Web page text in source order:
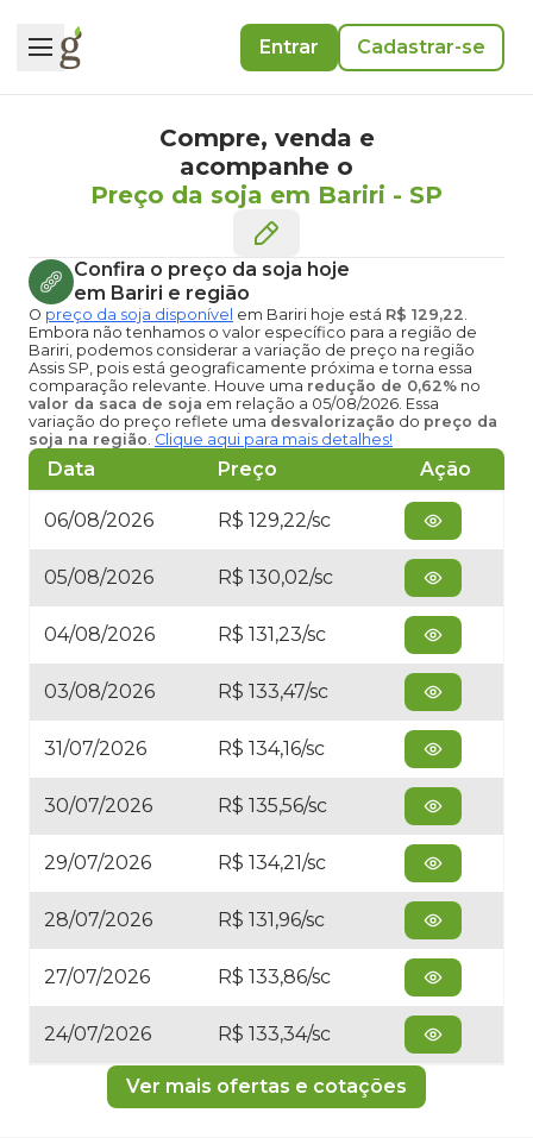
Entrar Cadastrar-se
Compre, venda e
acompanhe o
Preço da soja em Bariri - SP
Confira o preço da soja hoje
em Bariri e região
O preço da soja disponível em Bariri hoje está R$ 129,22.
Embora não tenhamos o valor específico para a região de
Bariri, podemos considerar a variação de preço na região
Assis SP, pois está geograficamente próxima e torna essa
comparação relevante. Houve uma redução de 0,62% no
valor da saca de soja em relação a 05/08/2026. Essa
variação do preço reflete uma desvalorização do preço da
soja na região. Clique aqui para mais detalhes!
Data Preço Ação
06/08/2026 R$ 129,22/sc
05/08/2026 R$ 130,02/sc
04/08/2026 R$ 131,23/sc
03/08/2026 R$ 133,47/sc
31/07/2026 R$ 134,16/sc
30/07/2026 R$ 135,56/sc
29/07/2026 R$ 134,21/sc
28/07/2026 R$ 131,96/sc
27/07/2026 R$ 133,86/sc
24/07/2026 R$ 133,34/sc
Ver mais ofertas e cotações